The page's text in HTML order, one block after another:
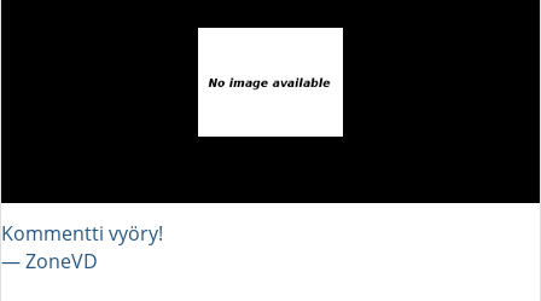
Kommentti vyöry!
― ZoneVD